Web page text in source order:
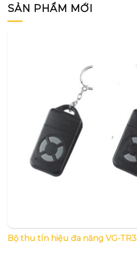
SẢN PHẨM MỚI
Bộ thu tín hiệu đa năng VG-TR3